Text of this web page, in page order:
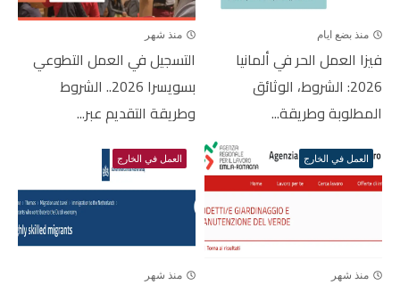
منذ بضع ايام
فيزا العمل الحر في ألمانيا
2026: الشروط، الوثائق
المطلوبة وطريقة...
منذ شهر
التسجيل في العمل التطوعي
بسويسرا 2026.. الشروط
وطريقة التقديم عبر...
العمل في الخارج
منذ شهر
العمل في الخارج
منذ شهر